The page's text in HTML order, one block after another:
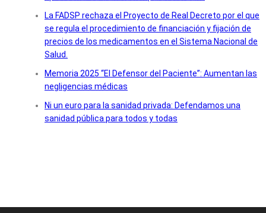
La FADSP rechaza el Proyecto de Real Decreto por el que
se regula el procedimiento de financiación y fijación de
precios de los medicamentos en el Sistema Nacional de
Salud.
Memoria 2025 “El Defensor del Paciente”: Aumentan las
negligencias médicas
Ni un euro para la sanidad privada: Defendamos una
sanidad pública para todos y todas